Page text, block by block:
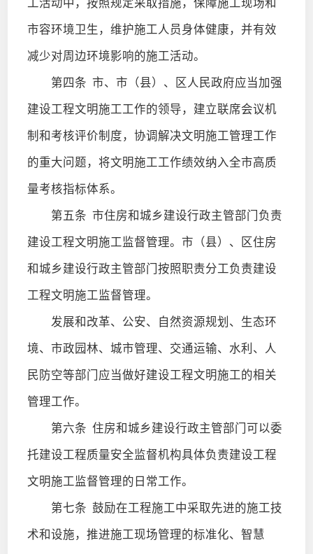
工活动中，按照规定采取措施，保障施工现场和
市容环境卫生，维护施工人员身体健康，并有效
减少对周边环境影响的施工活动。
第四条 市、市（县）、区人民政府应当加强
建设工程文明施工工作的领导，建立联席会议机
制和考核评价制度，协调解决文明施工管理工作
的重大问题，将文明施工工作绩效纳入全市高质
量考核指标体系。
第五条 市住房和城乡建设行政主管部门负责
建设工程文明施工监督管理。市（县）、区住房
和城乡建设行政主管部门按照职责分工负责建设
工程文明施工监督管理。
发展和改革、公安、自然资源规划、生态环
境、市政园林、城市管理、交通运输、水利、人
民防空等部门应当做好建设工程文明施工的相关
管理工作。
第六条 住房和城乡建设行政主管部门可以委
托建设工程质量安全监督机构具体负责建设工程
文明施工监督管理的日常工作。
第七条 鼓励在工程施工中采取先进的施工技
术和设施，推进施工现场管理的标准化、智慧